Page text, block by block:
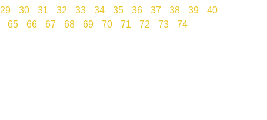
29 30 31 32 33 34 35 36 37 38 39
40
65 66 67 68 69 70 71 72 73 74